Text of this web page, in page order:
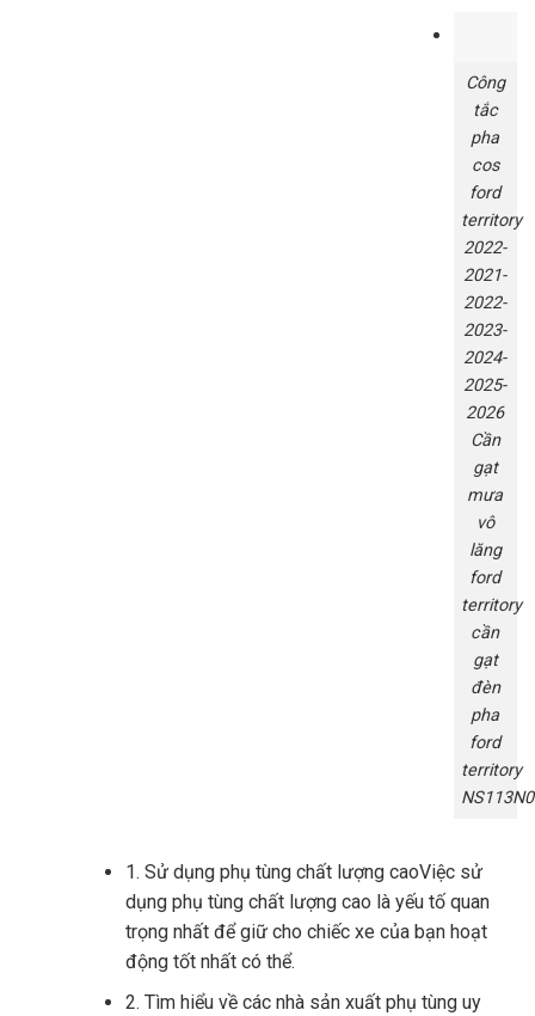
Công
tắc
pha
cos
ford
territory
2022-
2021-
2022-
2023-
2024-
2025-
2026
Cần
gạt
mưa
vô
lăng
ford
territory
cần
gạt
đèn
pha
ford
territory
1. Sử dụng phụ tùng chất lượng caoViệc sử
dụng phụ tùng chất lượng cao là yếu tố quan
trọng nhất để giữ cho chiếc xe của bạn hoạt
động tốt nhất có thể.
2. Tìm hiểu về các nhà sản xuất phụ tùng uy